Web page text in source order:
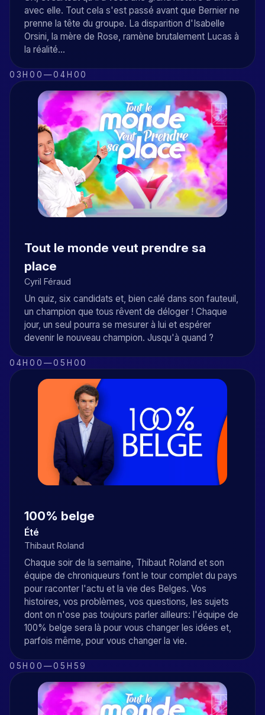
avec elle. Tout cela s'est passé avant que Bernier ne
prenne la tête du groupe. La disparition d'Isabelle
Orsini, la mère de Rose, ramène brutalement Lucas à
la réalité...
03H00 —04H00
Tout le monde veut prendre sa
place
Cyril Féraud
Un quiz, six candidats et, bien calé dans son fauteuil,
un champion que tous rêvent de déloger ! Chaque
jour, un seul pourra se mesurer à lui et espérer
devenir le nouveau champion. Jusqu'à quand ?
04H00 —05H00
100% belge
Été
Thibaut Roland
Chaque soir de la semaine, Thibaut Roland et son
équipe de chroniqueurs font le tour complet du pays
pour raconter l'actu et la vie des Belges. Vos
histoires, vos problèmes, vos questions, les sujets
dont on n'ose pas toujours parler ailleurs: l'équipe de
100% belge sera là pour vous changer les idées et,
parfois même, pour vous changer la vie.
05H00 —05H59